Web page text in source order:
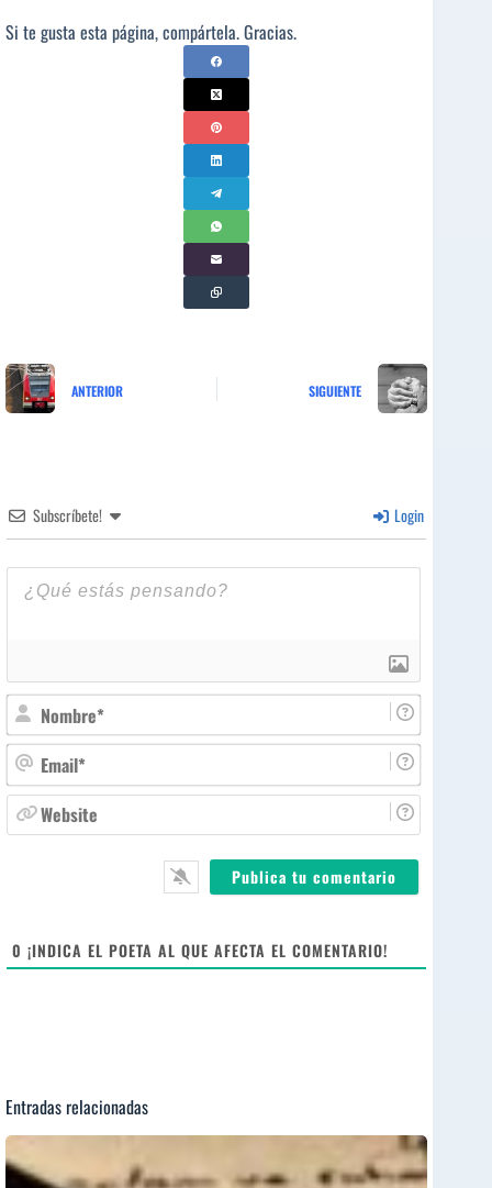
Si te gusta esta página, compártela. Gracias.
ANTERIOR SIGUIENTE
Subscríbete! Login
o
m
b
r
m
a
ie
0 ¡INDICA EL POETA AL QUE AFECTA EL COMENTARIO!
Entradas relacionadas